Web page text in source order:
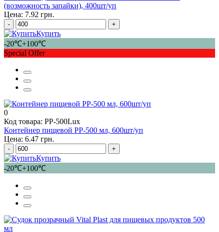
(возможность запайки), 400шт/уп
Цена: 7.92 грн.
- +
Купить
-20℃+100℃
Special Offer
0
Код товара: PP-500Lux
Контейнер пищевой PP-500 мл, 600шт/уп
Цена: 6.47 грн.
- +
Купить
-20℃+100℃